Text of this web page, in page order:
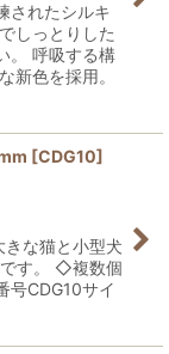
されたシルキ
しっとりした
。 呼吸する構
新色を採用。
[CDG10]
な猫と小型犬
す。 ◇複数個
号CDG10サイ